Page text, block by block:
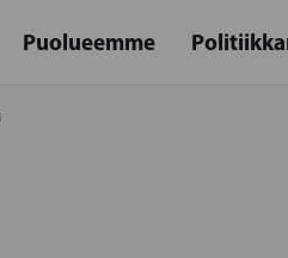
Puolueemme